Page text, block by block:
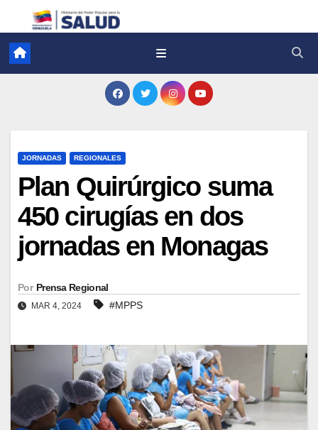
JORNADAS REGIONALES
Plan Quirúrgico suma
450 cirugías en dos
jornadas en Monagas
Por Prensa Regional
MAR 4, 2024 #MPPS